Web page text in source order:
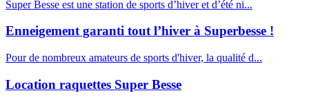
Super Besse est une station de sports d’hiver et d’été ni...
Enneigement garanti tout l’hiver à Superbesse !
Pour de nombreux amateurs de sports d'hiver, la qualité d...
Location raquettes Super Besse